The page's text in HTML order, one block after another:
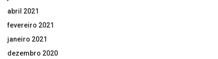
abril 2021
fevereiro 2021
janeiro 2021
dezembro 2020